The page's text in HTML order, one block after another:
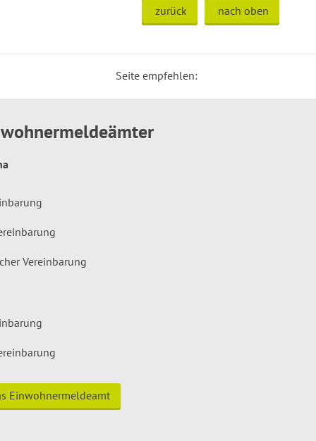
zurück nach oben
Seite empfehlen:
Vereinbarung
Einwohnermeldeamt